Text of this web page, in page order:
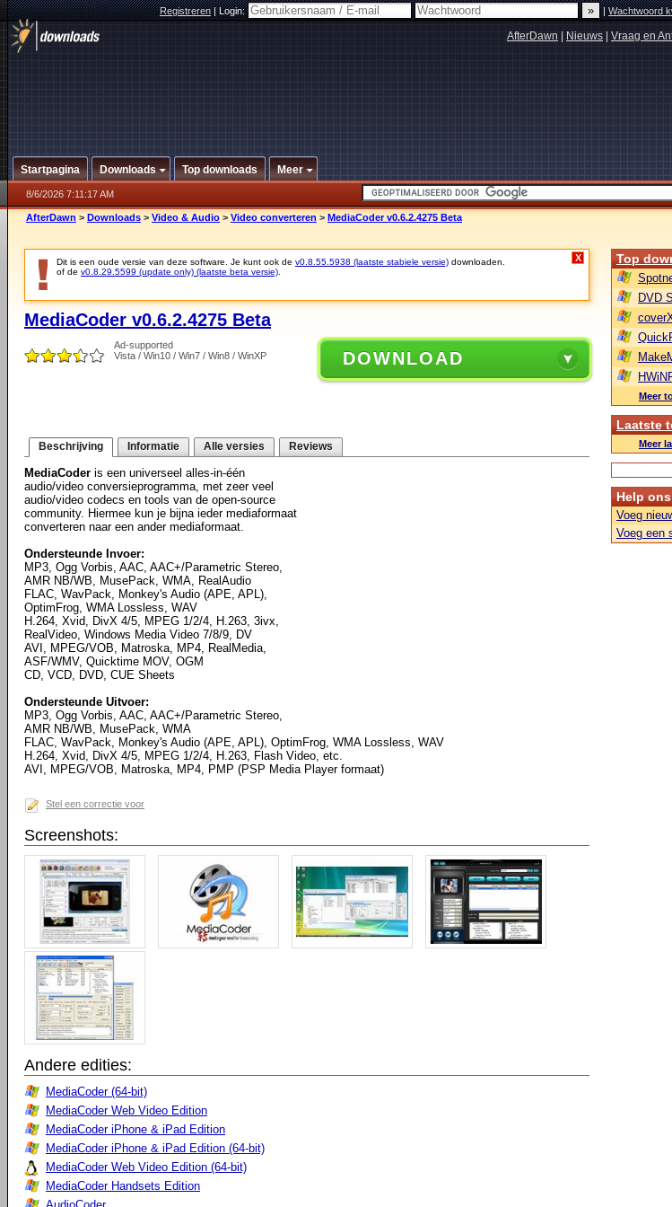
Registreren|Login: |Wachtwoord
AfterDawn Nieuws Vraag en
Startpagina Downloads Top downloads Meer
8/6/2026 7:11:17 AM
AfterDawn > Downloads > Video & Audio > Video converteren > MediaCoder v0.6.2.4275 Beta
Dit is een oude versie van deze software. Je kunt ook de v0.8.55.5938 (laatste stabiele versie) downloaden.
of de v0.8.29.5599 (update only) (laatste beta versie)
X
MediaCoder v0.6.2.4275 Beta
Ad-supported
Vista / Win10 / Win7 / Win8 / WinXP
DOWNLOAD
Beschrijving Informatie Alle versies Reviews
MediaCoder is een universeel alles-in-één
audio/video conversieprogramma, met zeer veel
audio/video codecs en tools van de open-source
community. Hiermee kun je bijna ieder mediaformaat
converteren naar een ander mediaformaat.
Ondersteunde Invoer:
MP3, Ogg Vorbis, AAC, AAC+/Parametric Stereo,
AMR NB/WB, MusePack, WMA, RealAudio
FLAC, WavPack, Monkey's Audio (APE, APL),
OptimFrog, WMA Lossless, WAV
H.264, Xvid, DivX 4/5, MPEG 1/2/4, H.263, 3ivx,
RealVideo, Windows Media Video 7/8/9, DV
AVI, MPEG/VOB, Matroska, MP4, RealMedia,
ASF/WMV, Quicktime MOV, OGM
CD, VCD, DVD, CUE Sheets
Ondersteunde Uitvoer:
MP3, Ogg Vorbis, AAC, AAC+/Parametric Stereo,
AMR NB/WB, MusePack, WMA
FLAC, WavPack, Monkey's Audio (APE, APL), OptimFrog, WMA Lossless, WAV
H.264, Xvid, DivX 4/5, MPEG 1/2/4, H.263, Flash Video, etc.
AVI, MPEG/VOB, Matroska, MP4, PMP (PSP Media Player formaat)
Stel een correctie voor
Screenshots:
Andere edities:
MediaCoder (64-bit)
MediaCoder Web Video Edition
MediaCoder iPhone & iPad Edition
MediaCoder iPhone & iPad Edition (64-bit)
MediaCoder Web Video Edition (64-bit)
MediaCoder Handsets Edition
Top
DVD
Meer
Laatste
Meer
Help ons
Voeg
Voeg een